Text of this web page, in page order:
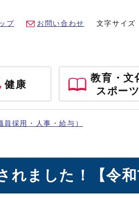
プ お問い合わせ 文字サイズ
健康
教育・文
スポーツ
員採用・人事・給与）
れました！【令和